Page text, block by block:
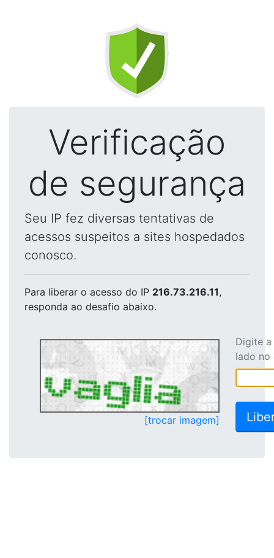
Verificação
de segurança
Seu IP fez diversas tentativas de
acessos suspeitos a sites hospedados
conosco.
Para liberar o acesso do IP 216.73.216.11,
responda ao desafio abaixo.
[trocar imagem]
Digite
lado no